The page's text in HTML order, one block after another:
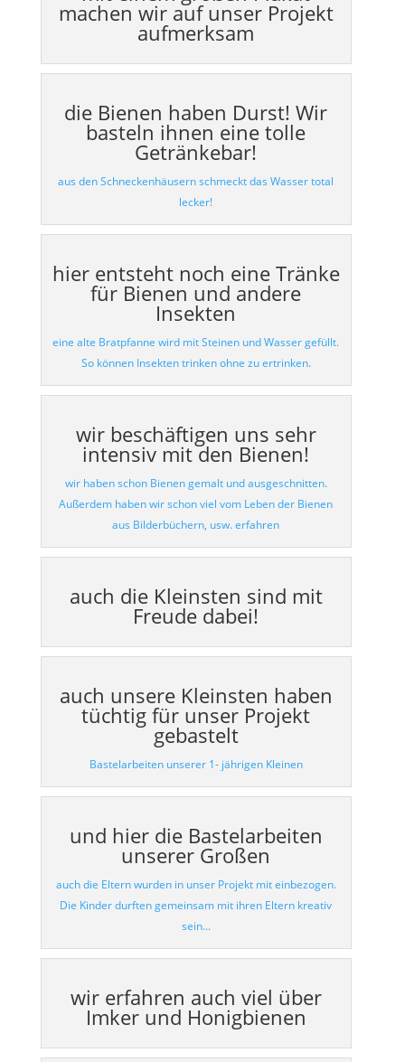
machen wir auf unser Projekt
aufmerksam
die Bienen haben Durst! Wir
basteln ihnen eine tolle
Getränkebar!
aus den Schneckenhäusern schmeckt das Wasser total
lecker!
hier entsteht noch eine Tränke
für Bienen und andere
Insekten
eine alte Bratpfanne wird mit Steinen und Wasser gefüllt.
So können Insekten trinken ohne zu ertrinken.
wir beschäftigen uns sehr
intensiv mit den Bienen!
wir haben schon Bienen gemalt und ausgeschnitten.
Außerdem haben wir schon viel vom Leben der Bienen
aus Bilderbüchern, usw. erfahren
auch die Kleinsten sind mit
Freude dabei!
auch unsere Kleinsten haben
tüchtig für unser Projekt
gebastelt
Bastelarbeiten unserer 1- jährigen Kleinen
und hier die Bastelarbeiten
unserer Großen
auch die Eltern wurden in unser Projekt mit einbezogen.
Die Kinder durften gemeinsam mit ihren Eltern kreativ
sein...
wir erfahren auch viel über
Imker und Honigbienen